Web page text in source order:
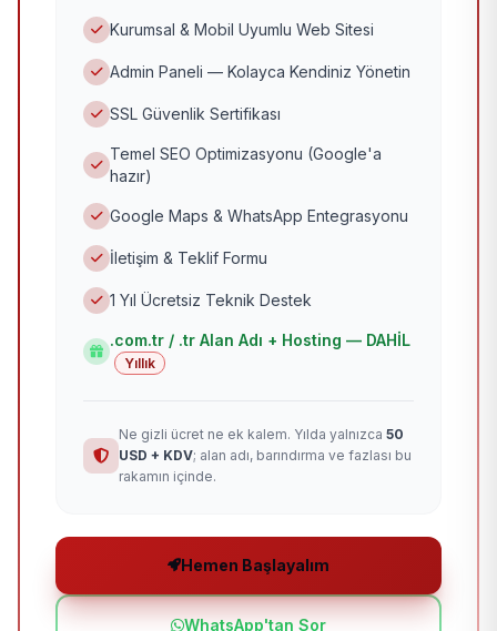
Kurumsal & Mobil Uyumlu Web Sitesi
Admin Paneli — Kolayca Kendiniz Yönetin
SSL Güvenlik Sertifikası
Temel SEO Optimizasyonu (Google'a
hazır)
Google Maps & WhatsApp Entegrasyonu
İletişim & Teklif Formu
1 Yıl Ücretsiz Teknik Destek
.com.tr / .tr Alan Adı + Hosting — DAHİL
Yıllık
Ne gizli ücret ne ek kalem. Yılda yalnızca 50
USD + KDV; alan adı, barındırma ve fazlası bu
rakamın içinde.
Hemen Başlayalım
WhatsApp'tan Sor